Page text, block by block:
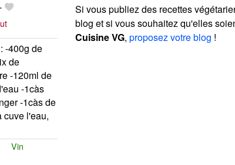
-400g de
de
-120ml de
-1càs
-1càs de
cuve l'eau,
Vin
Si vous publiez des recettes
blog et si vous souhaitez qu'elles
Cuisine VG,proposez votre blog !